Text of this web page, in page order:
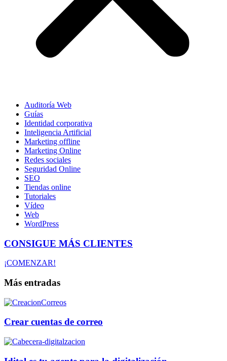
Auditoría Web
Guías
Identidad corporativa
Inteligencia Artificial
Marketing offline
Marketing Online
Redes sociales
Seguridad Online
SEO
Tiendas online
Tutoriales
Vídeo
Web
WordPress
CONSIGUE MÁS CLIENTES
¡COMENZAR!
Más entradas
Crear cuentas de correo